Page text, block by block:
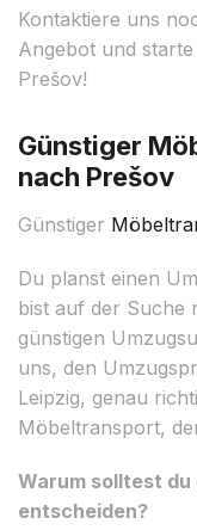
Kontaktiere uns
Angebot und
Prešov!
Günstiger
nach Prešov
Günstiger
Du planst einen
bist auf der Suche
günstigen
uns, den
Leipzig, genau
Möbeltransport,
Warum solltest
entscheiden?